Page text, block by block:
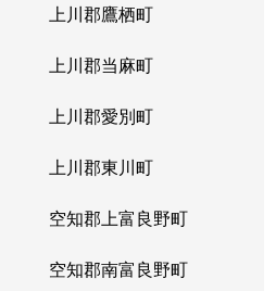
上川郡鷹栖町
上川郡当麻町
上川郡愛別町
上川郡東川町
空知郡上富良野町
空知郡南富良野町